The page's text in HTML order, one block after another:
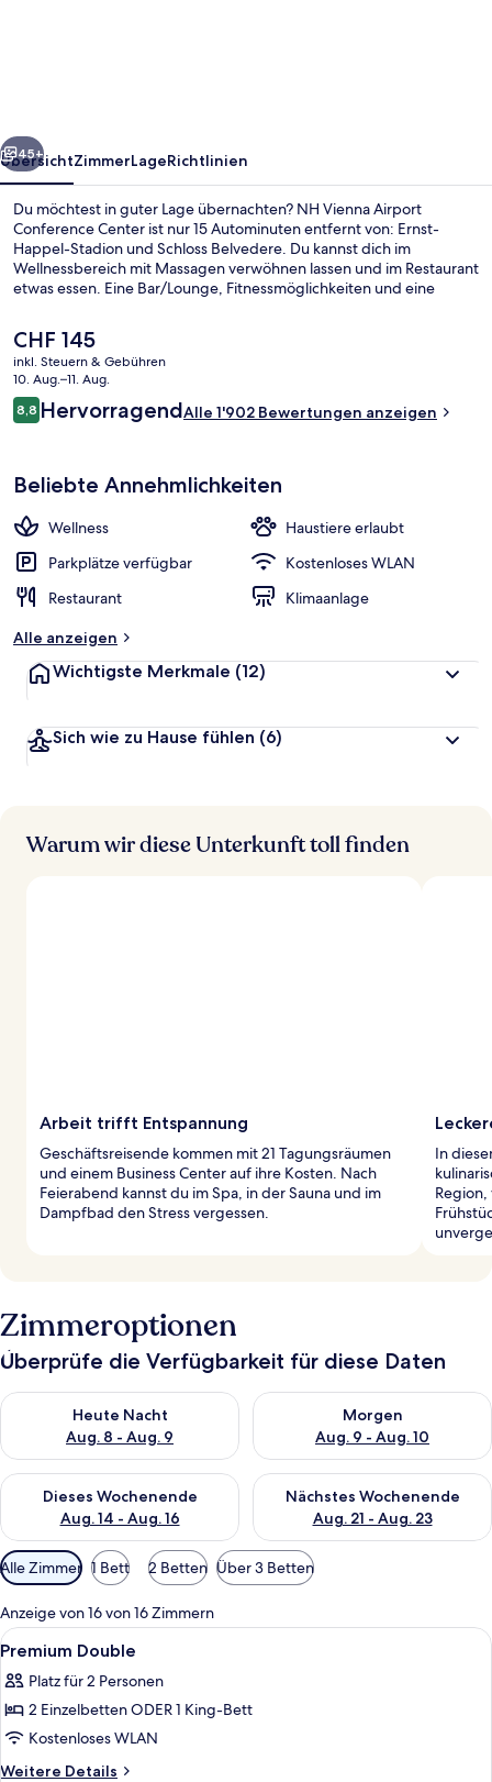
Weiter
45+
ÜbersichtZimmerLageRichtlinien
Du möchtest in guter Lage übernachten? NH Vienna Airport
Conference Center ist nur 15 Autominuten entfernt von: Ernst-
Happel-Stadion und Schloss Belvedere. Du kannst dich im
Wellnessbereich mit Massagen verwöhnen lassen und im Restaurant
etwas essen. Eine Bar/Lounge, Fitnessmöglichkeiten und eine
das hilfsbereite Personal und die Nähe zum Flughafen.
Der
aktuelle
Preis
beträgt
CHF 145.
CHF 145
inkl. Steuern & Gebühren
10. Aug.–11. Aug.
Bewertungen
8,88,8 von 10.
HervorragendAlle 1'902 Bewertungen anzeigen
Beliebte Annehmlichkeiten
Wellness
Haustiere erlaubt
Parkplätze verfügbar
Kostenloses WLAN
Restaurant
Klimaanlage
Alle anzeigen
Wichtigste Merkmale (12)
Sich wie zu Hause fühlen (6)
Warum wir diese Unterkunft toll finden
Arbeit trifft Entspannung
Geschäftsreisende kommen mit 21 Tagungsräumen
und einem Business Center auf ihre Kosten. Nach
Feierabend kannst du im Spa, in der Sauna und im
Dampfbad den Stress vergessen.
In
Zimmeroptionen
Überprüfe die Verfügbarkeit für diese Daten
Heute Nacht
Aug. 8 - Aug. 9
Überprüfe die Verfügbarkeit für heute Nacht, Aug. 8 - Aug. 9.
Morgen
Aug. 9 - Aug. 10
Überprüfe die Verfügbarkeit
Dieses Wochenende
Aug. 14 - Aug. 16
Überprüfe die Verfügbarkeit für dieses Wochenende, Aug. 14
Nächstes Wochenende
Aug. 21 - Aug. 23
Überprüfe die Verfügbarkeit
Verfügbare
Filter
für
Zimmer
Alle Zimmer 1 Bett 2 Betten Über 3 Betten
Anzeige von 16 von 16 Zimmern
Alle
Fotos
für
Premium
Double
anzeigen
Ein Hotelzimmer mit einem großen
6
Premium Double
Platz für 2 Personen
2 Einzelbetten ODER 1 King-Bett
Kostenloses WLAN
Weitere Details
Weitere